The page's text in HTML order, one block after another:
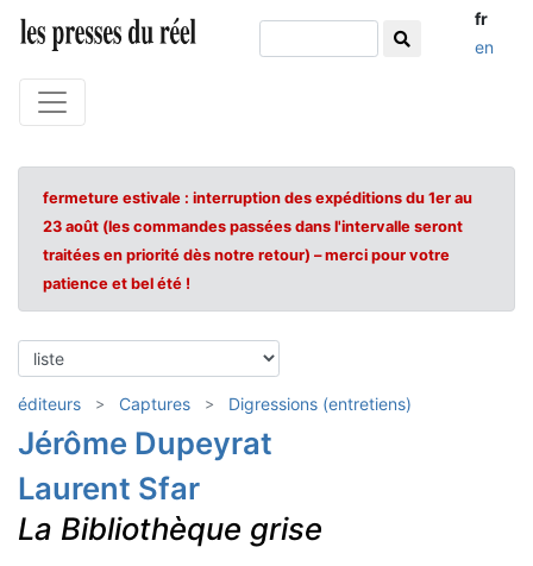
fr
en
fermeture estivale : interruption des expéditions du 1er au
23 août (les commandes passées dans l'intervalle seront
traitées en priorité dès notre retour) – merci pour votre
patience et bel été !
éditeurs Captures Digressions (entretiens)
Jérôme Dupeyrat
Laurent Sfar
La Bibliothèque grise